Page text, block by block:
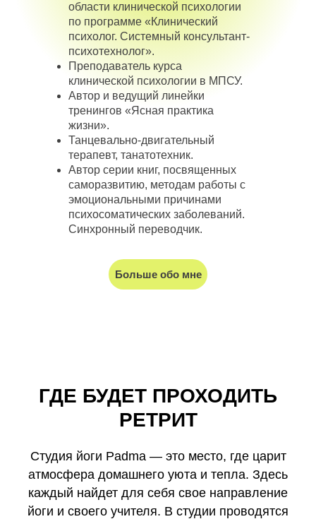
Больше обо мне
области клинической психологии
по программе «Клинический
психолог. Системный консультант-
психотехнолог».
Преподаватель курса
клинической психологии в МПСУ.
Автор и ведущий линейки
тренингов «Ясная практика
жизни».
Танцевально-двигательный
терапевт, танатотехник.
Автор серии книг, посвященных
саморазвитию, методам работы с
эмоциональными причинами
психосоматических заболеваний.
Синхронный переводчик.
ГДЕ БУДЕТ ПРОХОДИТЬ
РЕТРИТ
Студия йоги Padma — это место, где царит
атмосфера домашнего уюта и тепла. Здесь
каждый найдет для себя свое направление
йоги и своего учителя. В студии проводятся